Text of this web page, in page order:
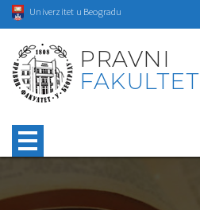
Univerzitet u Beogradu
PRAVNI
FAKULTET